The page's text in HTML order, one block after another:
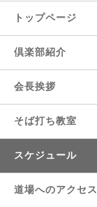
トップページ
倶楽部紹介
会長挨拶
そば打ち教室
スケジュール
道場へのアクセス